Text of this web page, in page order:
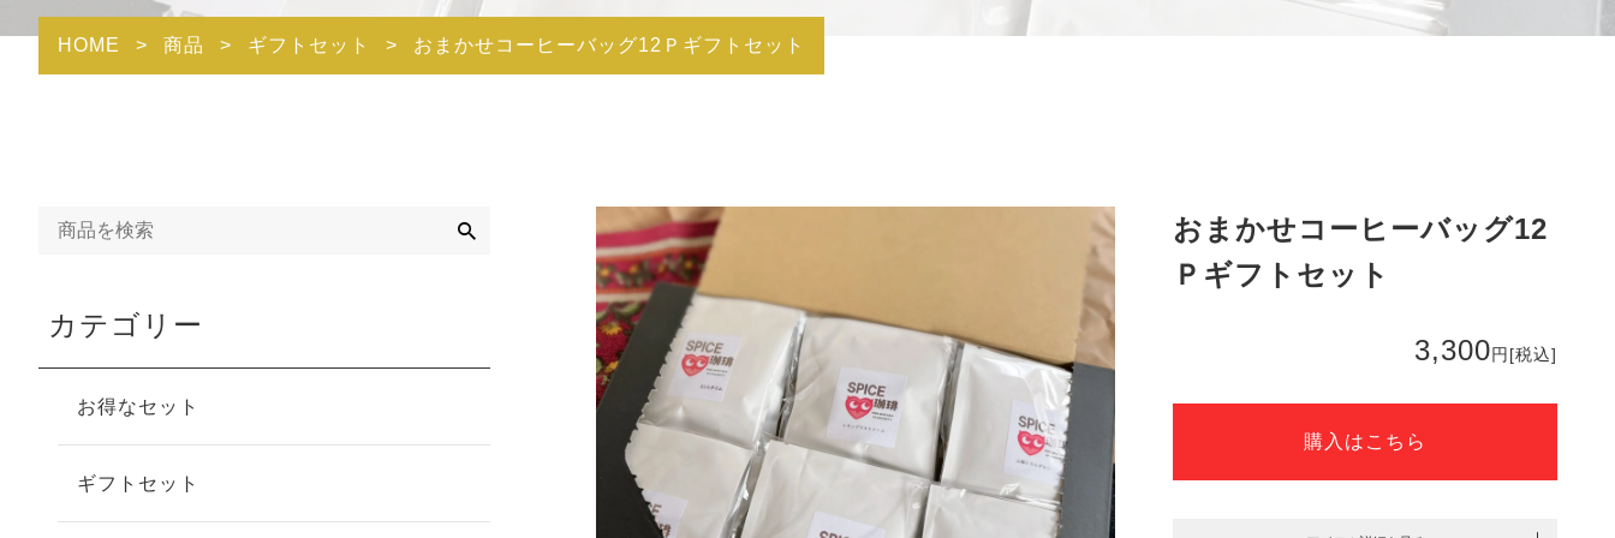
HOME > 商品 > ギフトセット > おまかせコーヒーバッグ12Ｐギフトセット
おまかせコーヒーバッグ12
Ｐギフトセット
3,300円 [税込]
購入はこちら
カテゴリー
お得なセット
ギフトセット